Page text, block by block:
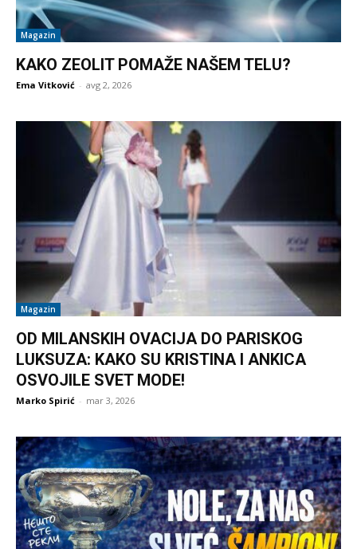
Magazin
KAKO ZEOLIT POMAŽE NAŠEM TELU?
Ema Vitković - avg 2, 2026
Magazin
OD MILANSKIH OVACIJA DO PARISKOG
LUKSUZA: KAKO SU KRISTINA I ANKICA
OSVOJILE SVET MODE!
Marko Spirić - mar 3, 2026